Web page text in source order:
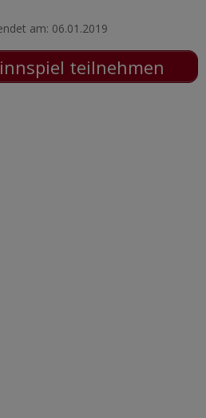
am: 06.01.2019
teilnehmen